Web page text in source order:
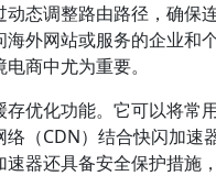
态调整路由路径，确保
外网站或服务的企业和
商中尤为重要。
优化功能。它可以将常
（CDN）结合快闪加
器还具备安全保护措施